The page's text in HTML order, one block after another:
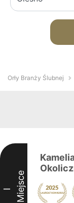
Orły Branży Ślubnej
I Miejsce